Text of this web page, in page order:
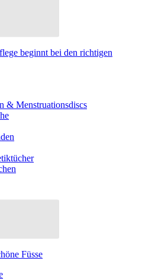
beginnt bei den richtigen
& Menstruationsdiscs
Füsse